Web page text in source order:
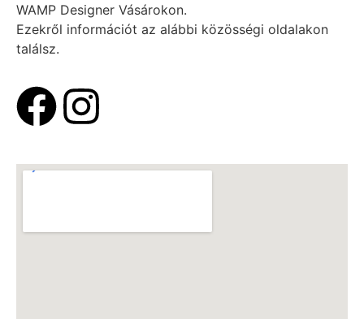
WAMP Designer Vásárokon.
Ezekről információt az alábbi közösségi oldalakon
találsz.